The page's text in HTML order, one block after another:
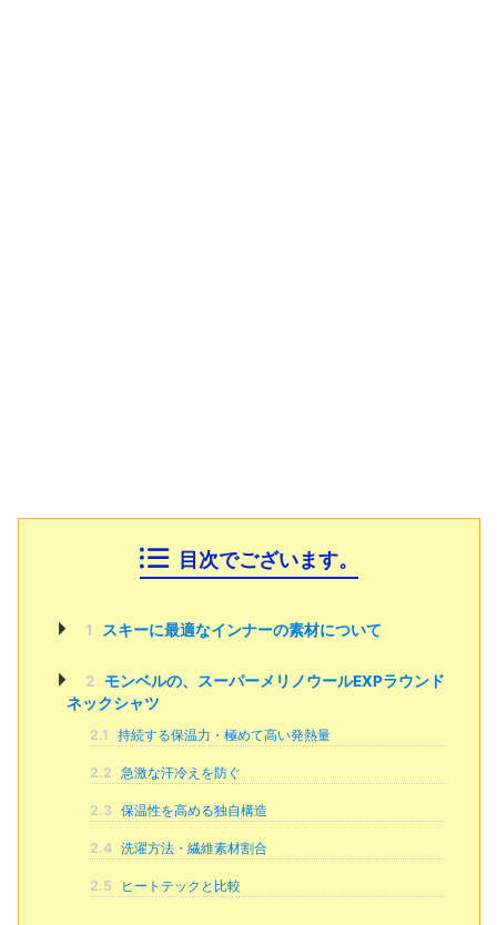
目次でございます。
1 スキーに最適なインナーの素材について
2
モンベルの、スーパーメリノウールEXPラウンド
ネックシャツ
2.1 持続する保温力・極めて高い発熱量
2.2 急激な汗冷えを防ぐ
2.3 保温性を高める独自構造
2.4 洗濯方法・繊維素材割合
2.5 ヒートテックと比較